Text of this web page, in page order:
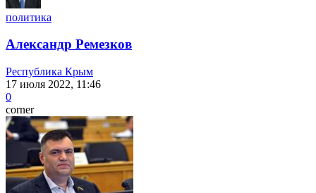
политика
Александр Ремезков
Республика Крым
17 июля 2022, 11:46
0
corner